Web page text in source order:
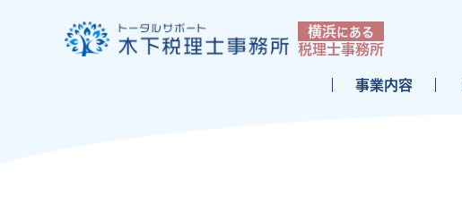
横浜にある
税理士事務所
事業内容